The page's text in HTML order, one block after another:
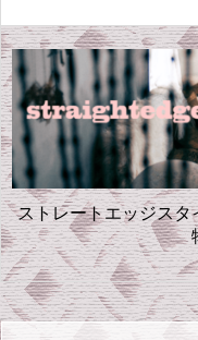
ストレートエッジス